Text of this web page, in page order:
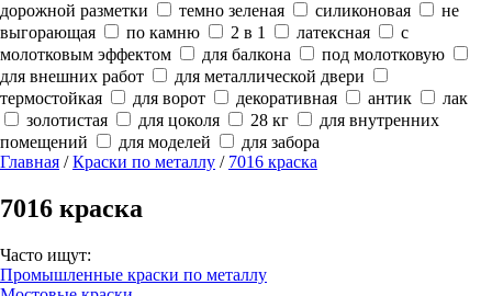
дорожной разметки
темно зеленая силиконовая
не
выгорающая
по камню 2 в 1 латексная
с
молотковым эффектом
для балкона
под молотковую
для внешних работ
для металлической двери
термостойкая
для ворот декоративная антик
лак
золотистая
для цоколя 28 кг
для внутренних
помещений
для моделей
для забора
Главная /Краски по металлу / 7016 краска
7016 краска
Часто ищут:
Промышленные краски по металлу